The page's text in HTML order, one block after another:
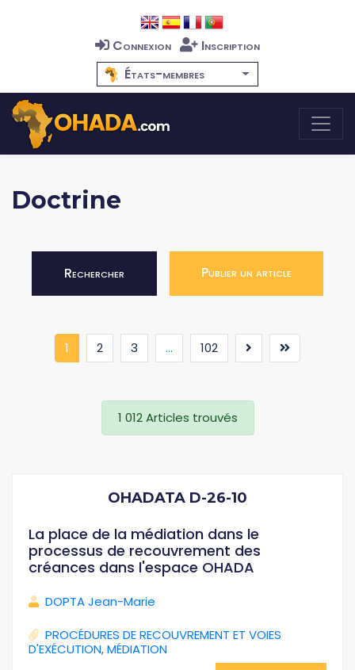
Connexion
Inscription
États-membres
Doctrine
Rechercher Publier un article
1 (current)
2 3 ... 102
1 012 Articles trouvés
OHADATA D-26-10
La place de la médiation dans le
processus de recouvrement des
créances dans l'espace OHADA
DOPTA Jean-Marie
PROCÉDURES DE RECOUVREMENT ET VOIES
D'EXÉCUTION,MÉDIATION